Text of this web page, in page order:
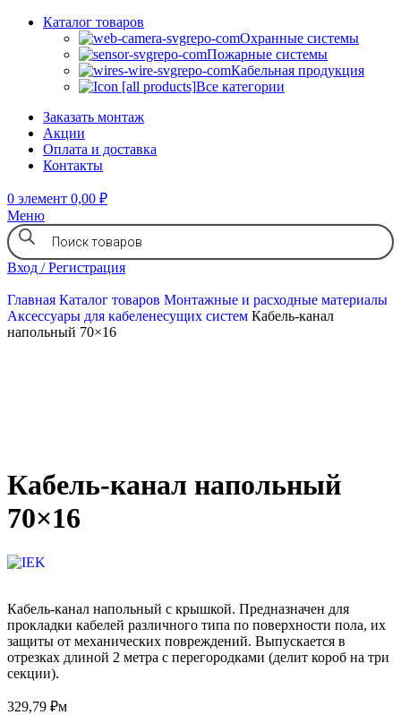
Каталог товаров
Охранные системы
Пожарные системы
Кабельная продукция
Все категории
Заказать монтаж
Акции
Оплата и доставка
Контакты
0 элемент 0,00 ₽
Меню
Вход / Регистрация
Главная Каталог товаров Монтажные и расходные материалы
Аксессуары для кабеленесущих систем Кабель-канал
напольный 70×16
Кабель-канал напольный
70×16
Кабель-канал напольный с крышкой. Предназначен для
прокладки кабелей различного типа по поверхности пола, их
защиты от механических повреждений. Выпускается в
отрезках длиной 2 метра с перегородками (делит короб на три
секции).
329,79 ₽м